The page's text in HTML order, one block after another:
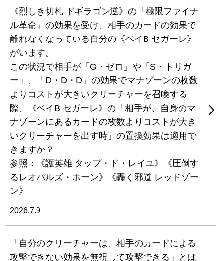
《烈しき切札 ドギラゴン逆》の「極限ファイナ
ル革命」の効果を受け、相手のカードの効果で
離れなくなっている自分の《ベイB セガーレ》
がいます。
この状況で相手が「G・ゼロ」や「S・トリガ
ー」、「D・D・D」の効果でマナゾーンの枚数
よりコストが大きいクリーチャーを召喚する
際、《ベイB セガーレ》の「相手が、自身のマ
ナゾーンにあるカードの枚数よりコストが大き
いクリーチャーを出す時」の置換効果は適用で
きますか？
参照：《護英雄 タップ・ド・レイユ》《圧倒す
るレオパルズ・ホーン》《轟く邪道 レッドゾー
ン》
2026.7.9
「自分のクリーチャーは、相手のカードによる
攻撃できない効果を無視して攻撃できる」とは